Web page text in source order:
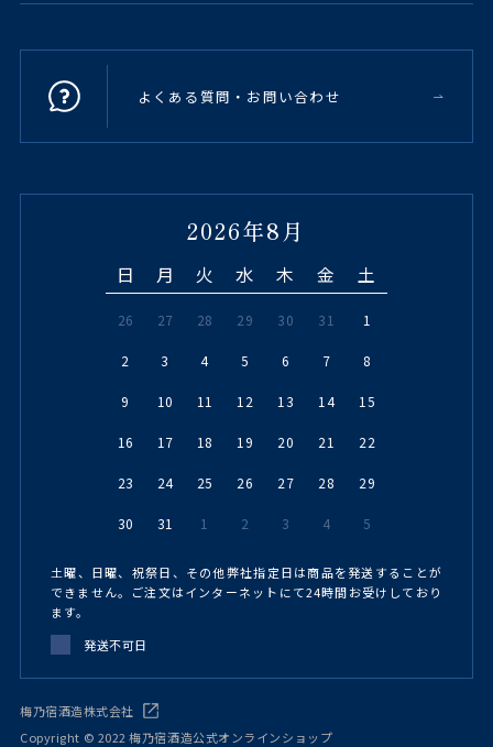
よくある質問・お問い合わせ
2026年8月
日 月 火 水 木 金 土
26 27 28 29 30 31 1
2 3 4 5 6 7 8
9 10 11 12 13 14 15
16 17 18 19 20 21 22
23 24 25 26 27 28 29
30 31 1 2 3 4 5
土曜、日曜、祝祭日、その他弊社指定日は商品を発送することが
できません。ご注文はインターネットにて24時間お受けしており
ます。
発送不可日
梅乃宿酒造株式会社
Copyright © 2022 梅乃宿酒造公式オンラインショップ